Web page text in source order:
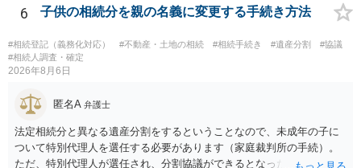
相続権がある可能性があります。
6 子供の相続分を親の名義に変更する手続き方法
#相続登記（義務化対応） #不動産・土地の相続 #相続手続き #遺産分割
#協議
#相続人調査・確定
2026年8月6日
匿名A 弁護士
法定相続分と異なる遺産分割をするということなので、未成年の子に
ついて特別代理人を選任する必要があります（家庭裁判所の手続）。
ただ、特別代理人が選任され、分割協議ができるとなったとしても、